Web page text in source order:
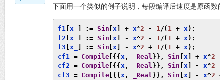
下面用一个类似的例子说明，每段编译后速度是原函
f1 x_ := Sin x + x^2 - 1/( 1 + x);
f2 x_ := Sin x - x^2 - 1/( 1 + x);
f3 x_ := Sin x - x^2 + 1/( 1 + x);
cf1 = Compile [{{ x , _Real }}, Sin x + x^2
cf2 = Compile [{{ x , _Real }}, Sin x - x^2
cf3 = Compile [{{ x , _Real }}, Sin x - x^2